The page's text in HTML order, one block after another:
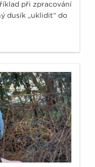
při zpracování
dusík „uklidit“ do